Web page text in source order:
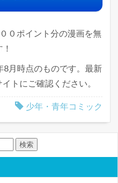
０ポイント分の漫画を無
8月時点のものです。最新
トにご確認ください。
少年・青年コミック